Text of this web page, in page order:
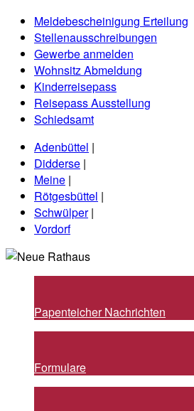
Meldebescheinigung Erteilung
Stellenausschreibungen
Gewerbe anmelden
Wohnsitz Abmeldung
Kinderreisepass
Reisepass Ausstellung
Schiedsamt
Adenbüttel |
Didderse |
Meine |
Rötgesbüttel |
Schwülper|
Vordorf
Papenteicher Nachrichten
Formulare